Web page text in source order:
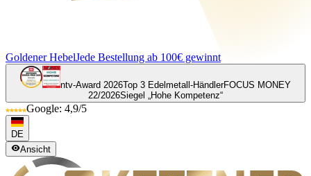
Goldener HebelJede Bestellung ab 100€ gewinnt
ntv-Award 2026Top 3 Edelmetall-HändlerFOCUS MONEY
22/2026Siegel „Hohe Kompetenz“
Google: 4,9/5
DE
Ansicht